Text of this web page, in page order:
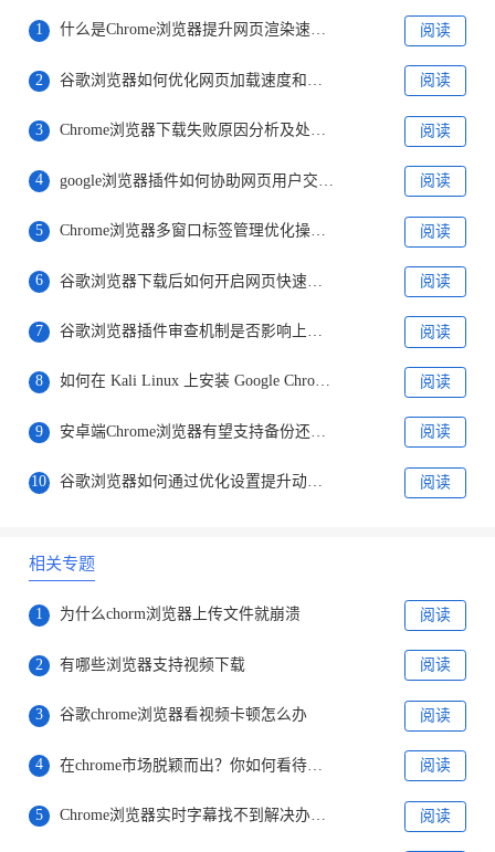
1 什么是Chrome浏览器提升网页渲染速度的最佳方法 阅读
2 阅读
3 Chrome浏览器下载失败原因分析及处理方法 阅读
4 阅读
5 Chrome浏览器多窗口标签管理优化操作技巧 阅读
6 阅读
7 阅读
8 如何在 Kali Linux 上安装 Google Chrome 浏览器? 阅读
9 阅读
10 谷歌浏览器如何通过优化设置提升动态网页加载速度 阅读
相关专题
1 为什么chorm浏览器上传文件就崩溃 阅读
2 有哪些浏览器支持视频下载 阅读
3 谷歌chrome浏览器看视频卡顿怎么办 阅读
4 在chrome市场脱颖而出？你如何看待微软全新打造的“ Phoenix ”浏览器 阅读
5 Chrome浏览器实时字幕找不到解决办法分享 阅读